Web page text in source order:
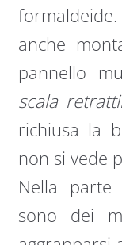
anche
pannello
scala
richiusa la
non si vede
Nella parte
sono dei